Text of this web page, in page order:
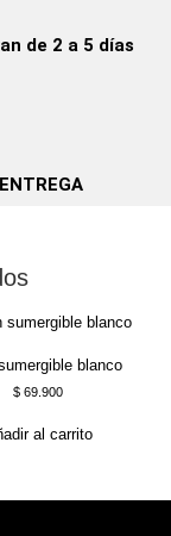
de 2 a 5 días
blanco
$ 69.900
al carrito